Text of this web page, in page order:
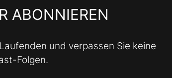
ABONNIEREN
und verpassen Sie keine
Folgen.